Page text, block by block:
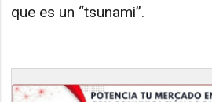
que es un “tsunami”.